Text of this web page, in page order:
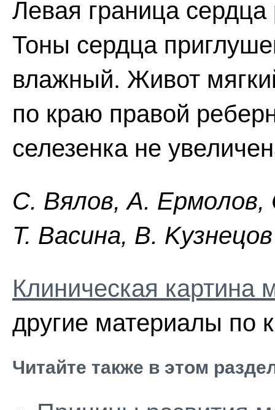
Левая граница
Тоны сердца
влажный. Живот
по краю правой
селезенка не
C. Bялoв, A.
Т. Bacинa, B. Kyзнeцoв
Клиническая картина
другие материалы по
Читайте также в этом